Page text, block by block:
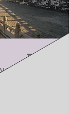
אודות
ינאי לושי, משרד
פירמת עורכי
משפטי מקיף
הפירמה מספקת
משפטיים